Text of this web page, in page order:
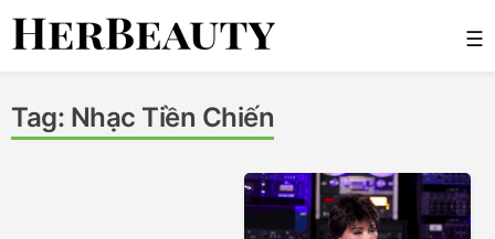
Skip
☰
Tag: Nhạc Tiền Chiến